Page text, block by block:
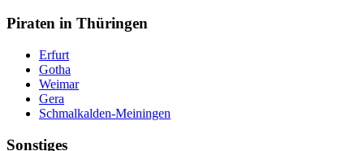
Piraten in Thüringen
Erfurt
Gotha
Weimar
Gera
Schmalkalden-Meiningen
Sonstiges